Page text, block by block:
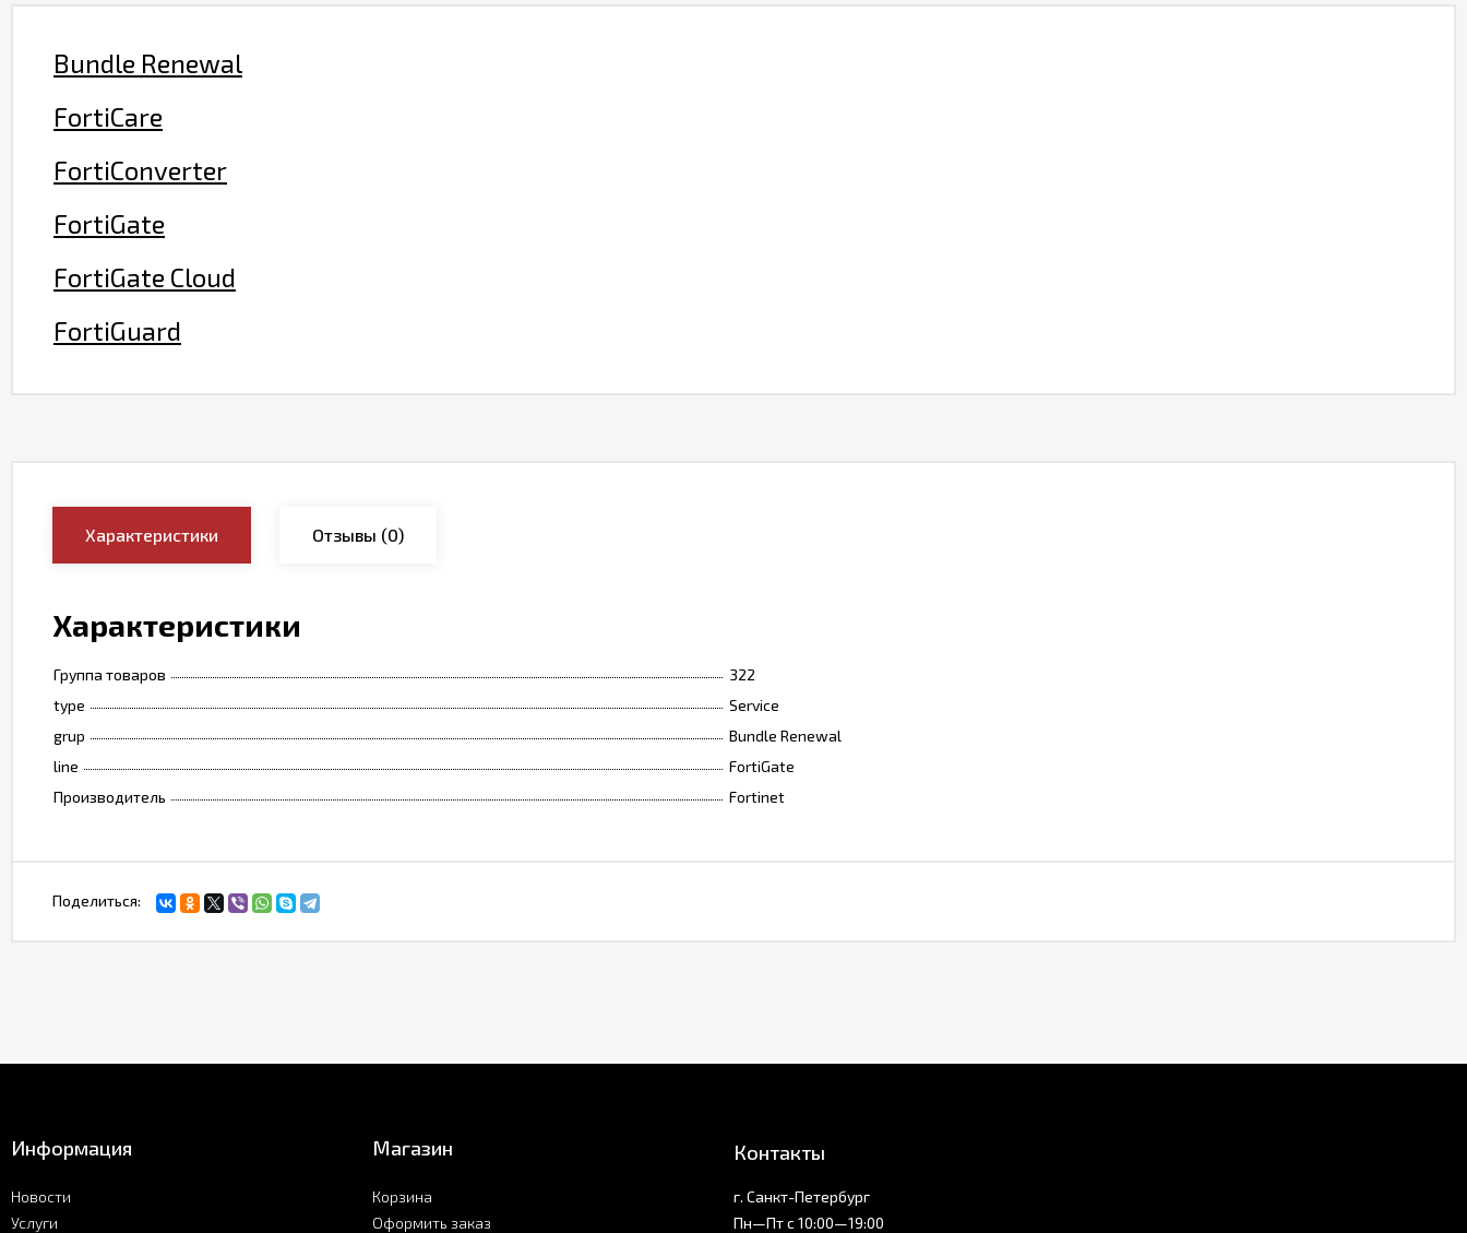
Bundle Renewal
FortiCare
FortiConverter
FortiGate
FortiGate Cloud
FortiGuard
Характеристики Отзывы (0)
Характеристики
Группа товаров
322
type
Service
grup
Bundle Renewal
line
FortiGate
Производитель
Fortinet
Поделиться:
Информация
Новости
Услуги
Магазин
Корзина
Оформить заказ
Контакты
г. Санкт-Петербург
Пн—Пт с 10:00—19:00